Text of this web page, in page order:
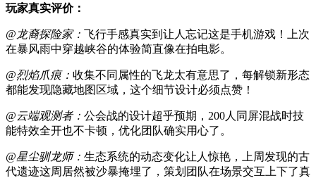
玩家真实评价：
@龙裔探险家： 飞行手感真实到让人忘记这是手机游戏！上次
在暴风雨中穿越峡谷的体验简直像在拍电影。
@烈焰爪痕： 收集不同属性的飞龙太有意思了，每解锁新形态
都能发现隐藏地图区域，这个细节设计必须点赞！
@云端观测者： 公会战的设计超乎预期，200人同屏混战时技
能特效全开也不卡顿，优化团队确实用心了。
@星尘驯龙师： 生态系统的动态变化让人惊艳，上周发现的古
代遗迹这周居然被沙暴掩埋了，策划团队在场景交互上下了真